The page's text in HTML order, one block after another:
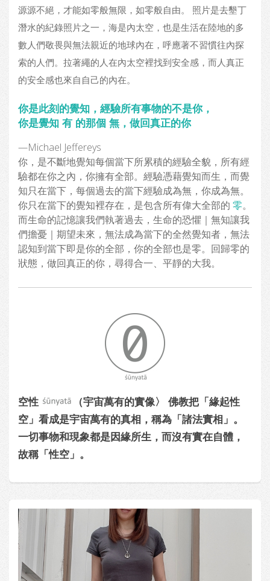
源源不絕，才能如零般無限，如零般自由。 照片是去墾丁
潛水的紀錄照片之一，海是內太空，也是生活在陸地的多
數人們敬畏與無法親近的地球內在，呼應著不習慣往內探
索的人們。拉著繩的人在內太空裡找到安全感，而人真正
的安全感也來自自己的內在。
你是此刻的覺知，經驗所有事物的不是你，
你是覺知 有 的那個 無，做回真正的你
—Michael Jeffereys
你，是不斷地覺知每個當下所累積的經驗全貌，所有經
驗都在你之內，你擁有全部。經驗憑藉覺知而生，而覺
知只在當下，每個過去的當下經驗成為無，你成為無。
你只在當下的覺知裡存在，是包含所有偉大全部的 零。
而生命的記憶讓我們執著過去，生命的恐懼｜無知讓我
們擔憂｜期望未來，無法成為當下的全然覺知者，無法
認知到當下即是你的全部，你的全部也是零。回歸零的
狀態，做回真正的你，尋得合一、平靜的大我。
空性
（宇宙萬有的實像〉 佛教把「緣起性
空」看成是宇宙萬有的真相，稱為「諸法實相」。
一切事物和現象都是因緣所生，而沒有實在自體，
故稱「性空」。